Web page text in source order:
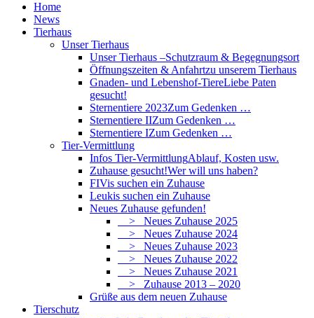
Home
News
Tierhaus
Unser Tierhaus
Unser Tierhaus –Schutzraum & Begegnungsort
Öffnungszeiten & Anfahrtzu unserem Tierhaus
Gnaden- und Lebenshof-TiereLiebe Paten
gesucht!
Sternentiere 2023Zum Gedenken …
Sternentiere IIZum Gedenken …
Sternentiere IZum Gedenken …
Tier-Vermittlung
Infos Tier-VermittlungAblauf, Kosten usw.
Zuhause gesucht!Wer will uns haben?
FIVis suchen ein Zuhause
Leukis suchen ein Zuhause
Neues Zuhause gefunden!
> Neues Zuhause 2025
> Neues Zuhause 2024
> Neues Zuhause 2023
> Neues Zuhause 2022
> Neues Zuhause 2021
> Zuhause 2013 – 2020
Grüße aus dem neuen Zuhause
Tierschutz